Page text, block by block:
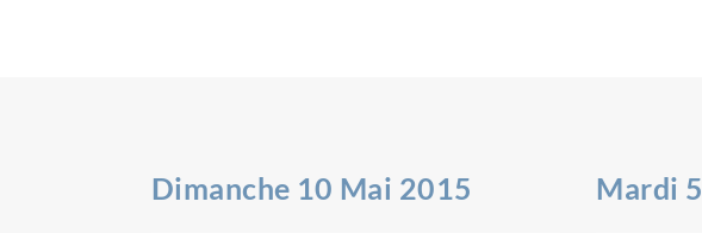
Dimanche 10 Mai 2015 Mardi